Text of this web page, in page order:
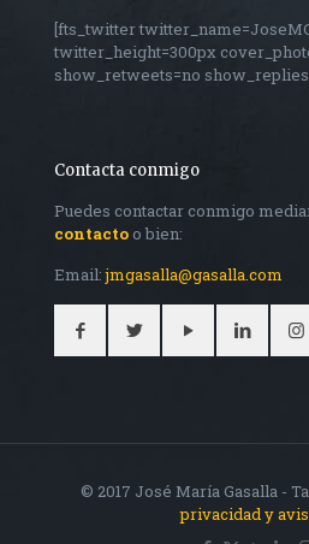
[fts_twitter
twitter_height=300px
show_retweets=no
Contacta conmigo
Puedes contactar conmigo
contacto o bien:
Email:jmgasalla@gasalla.com
© 2017 José María Gasalla -
privacidad y